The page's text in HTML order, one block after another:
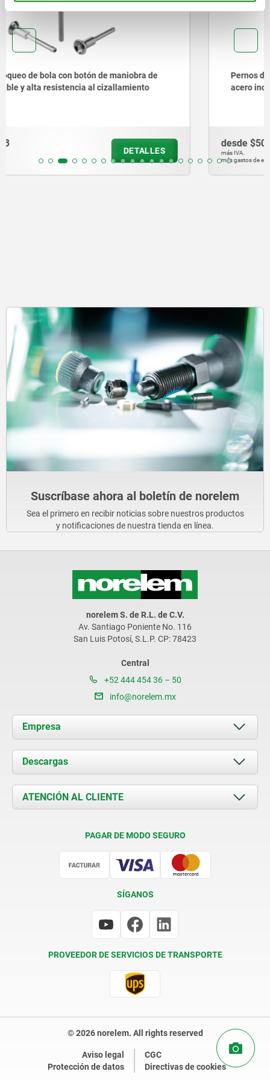
Pernos de bloqueo de bola con botón de maniobra de
acero inoxidable
más gastos de envío
DETALLES
Suscríbase ahora al boletín de norelem
Sea el primero en recibir noticias sobre nuestros productos
y notificaciones de nuestra tienda en línea.
norelem S. de R.L. de C.V.
Av. Santiago Poniente No. 116
San Luis Potosí, S.L.P. CP: 78423
Central
+52 444 454 36 – 50
info@norelem.mx
Empresa
Acerca de nosotros
Novedades
Contacto
Descargas
Documents
ATENCIÓN AL CLIENTE
PAGAR DE MODO SEGURO
SÍGANOS
PROVEEDOR DE SERVICIOS DE TRANSPORTE
© 2026 norelem. All rights reserved
Aviso legal
CGC
Protección de datos
Directivas de cookies